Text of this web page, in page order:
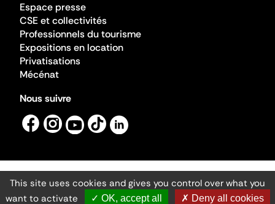
Espace presse
CSE et collectivités
Professionnels du tourisme
Expositions en location
Privatisations
Mécénat
Nous suivre
Mentions légales
Gestion des cookies
Accessibilité numérique
This site uses cookies and gives you control over what you
want to activate
✓ OK, accept all ✗ Deny all cookies